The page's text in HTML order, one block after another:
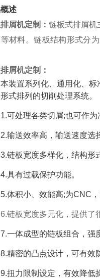
述
屑机定制 ： 链板式排屑机
材料。链板结构形式分
屑机定制 ：
本装置系列化、通用化、
式排列的切削处理系统。
1.可处理各类切屑;也可作为
2.输送效率高，输送速度选
3.链板宽度多样化，结构形
4.具有过载保护功能。
5.体积小、效能高;为CNC
6.链板宽度多元化，提供了
7.一体成型的链板组合，强
8.精密的凸点设计，可有效
9.扭力限制设定，有效降低